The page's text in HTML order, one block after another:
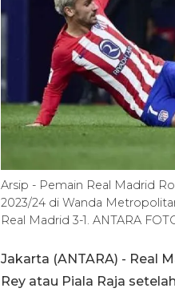
Arsip - Pemain Real Madrid
2023/24 di Wanda
Real Madrid 3-1. ANTARA
Jakarta (ANTARA) - Real
Rey atau Piala Raja